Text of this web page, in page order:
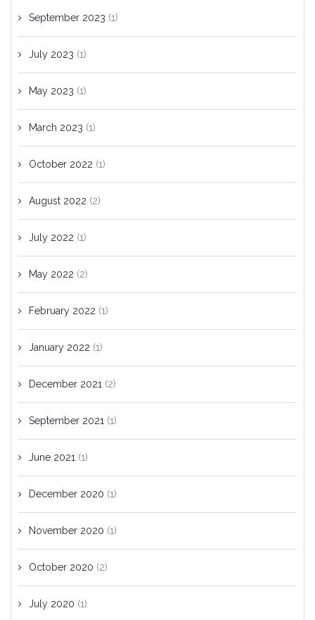
September 2023 (1)
July 2023 (1)
May 2023 (1)
March 2023 (1)
October 2022 (1)
August 2022 (2)
July 2022 (1)
May 2022 (2)
February 2022 (1)
January 2022 (1)
December 2021 (2)
September 2021 (1)
June 2021 (1)
December 2020 (1)
November 2020 (1)
October 2020 (2)
July 2020 (1)